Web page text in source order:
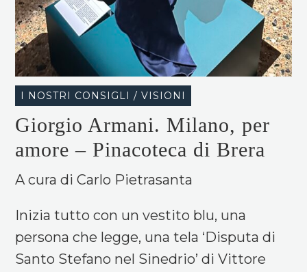
I NOSTRI CONSIGLI / VISIONI
Giorgio Armani. Milano, per
amore – Pinacoteca di Brera
A cura di Carlo Pietrasanta
Inizia tutto con un vestito blu, una
persona che legge, una tela ‘Disputa di
Santo Stefano nel Sinedrio’ di Vittore